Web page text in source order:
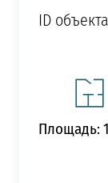
ID
Площадь: